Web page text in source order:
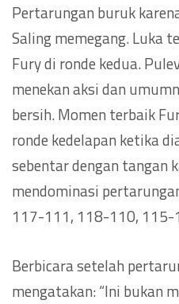
Pertarungan buruk
Saling memegang. Luka
Fury di ronde kedua.
menekan aksi dan
bersih. Momen terbaik
ronde kedelapan ketika
sebentar dengan tangan
mendominasi
117-111, 118-110, 115-
Berbicara setelah
mengatakan: “Ini bukan